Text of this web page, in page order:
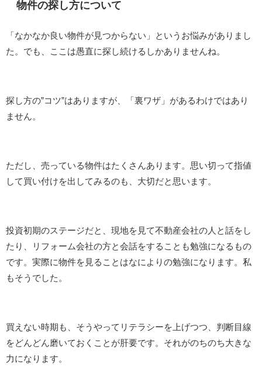
物件の探し方について
「なかなか良い物件が見つからない」というお悩みがありまし
た。でも、ここは愚直に探し続けるしかありませんね。
探し方の”コツ”はありますが、「裏ワザ」があるわけではあり
ません。
ただし、売っている物件はたくさんあります。思い切って指値
して買い付けを出してみるのも、大切だと思います。
投資初期のステージだと、現地を見て不動産会社の人と話をし
たり、リフォーム会社の方と会話をすることも勉強になるもの
です。実際に物件を見ることはなによりの勉強になります。私
もそうでした。
買えない時期も、そうやってリテラシーを上げつつ、判断目線
をどんどん磨いておくことが肝要です。それがのちのち大きな
力になります。